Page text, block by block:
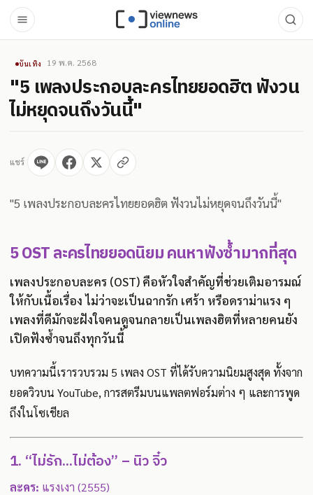
บันเทิง 19 พ.ค. 2568
"5 เพลงประกอบละครไทยยอดฮิต ฟังวน
ไม่หยุดจนถึงวันนี้"
แชร์
"5 เพลงประกอบละครไทยยอดฮิต ฟังวนไม่หยุดจนถึงวันนี้"
5 OST ละครไทยยอดนิยม คนหาฟังซ้ำมากที่สุด
เพลงประกอบละคร (OST) คือหัวใจสำคัญที่ช่วยเติมอารมณ์
ให้กับเนื้อเรื่อง ไม่ว่าจะเป็นฉากรัก เศร้า หรือดราม่าแรง ๆ
เพลงที่ดีมักจะฝังใจคนดูจนกลายเป็นเพลงฮิตที่หลายคนยัง
เปิดฟังซ้ำจนถึงทุกวันนี้
บทความนี้เรารวบรวม 5 เพลง OST ที่ได้รับความนิยมสูงสุด ทั้งจาก
ยอดวิวบน YouTube, การสตรีมบนแพลตฟอร์มต่าง ๆ และการพูด
ถึงในโซเชียล
1. “ไม่รัก...ไม่ต้อง” – นิว จิ๋ว
ละคร: แรงเงา (2555)